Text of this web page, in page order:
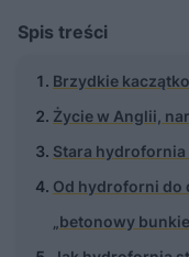
Spis treści
Brzydkie
Życie w Anglii,
Stara hydrofornia
Od hydroforni do
„betonowy